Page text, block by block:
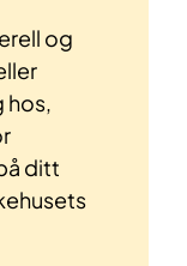
og
ditt